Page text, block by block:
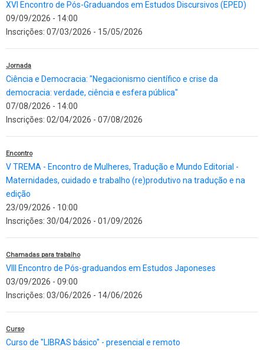
XVI Encontro de Pós-Graduandos em Estudos Discursivos (EPED)
09/09/2026 - 14:00
Inscrições: 07/03/2026 - 15/05/2026
Jornada
Ciência e Democracia: "Negacionismo científico e crise da
democracia: verdade, ciência e esfera pública"
07/08/2026 - 14:00
Inscrições: 02/04/2026 - 07/08/2026
Encontro
V TREMA - Encontro de Mulheres, Tradução e Mundo Editorial -
Maternidades, cuidado e trabalho (re)produtivo na tradução e na
edição
23/09/2026 - 10:00
Inscrições: 30/04/2026 - 01/09/2026
Chamadas para trabalho
VIII Encontro de Pós-graduandos em Estudos Japoneses
03/09/2026 - 09:00
Inscrições: 03/06/2026 - 14/06/2026
Curso
Curso de "LIBRAS básico" - presencial e remoto